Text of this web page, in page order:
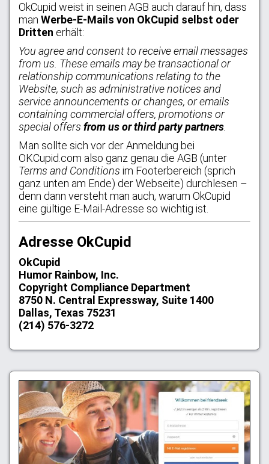
OkCupid weist in seinen AGB auch darauf hin, dass
man Werbe-E-Mails von OkCupid selbst oder
Dritten erhält:
You agree and consent to receive email messages
from us. These emails may be transactional or
relationship communications relating to the
Website, such as administrative notices and
service announcements or changes, or emails
containing commercial offers, promotions or
special offers from us or third party partners
Man sollte sich vor der Anmeldung bei
OKCupid.com also ganz genau die AGB (unter
Terms and Conditions im Footerbereich (sprich
ganz unten am Ende) der Webseite) durchlesen –
denn dann versteht man auch, warum OkCupid
eine gültige E-Mail-Adresse so wichtig ist.
Adresse OkCupid
OkCupid
Humor Rainbow, Inc.
Copyright Compliance Department
8750 N. Central Expressway, Suite 1400
Dallas, Texas 75231
(214) 576-3272